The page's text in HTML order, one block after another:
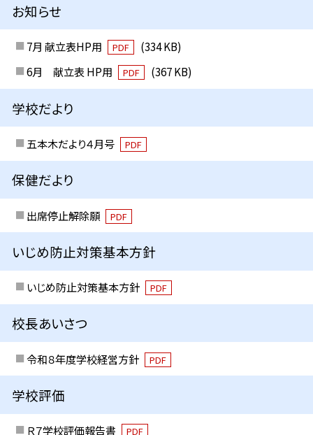
お知らせ
7月 献立表HP用 PDF
(334 KB)
6月 献立表 HP用
PDF (367 KB)
学校だより
五本木だより４月号 PDF
保健だより
出席停止解除願 PDF
いじめ防止対策基本方針
いじめ防止対策基本方針 PDF
校長あいさつ
令和８年度学校経営方針 PDF
学校評価
Ｒ７学校評価報告書 PDF